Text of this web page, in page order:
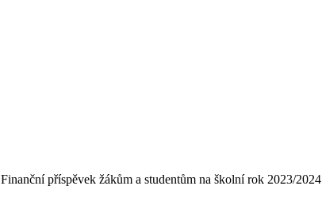
Finanční příspěvek žákům a studentům na školní rok 2023/2024